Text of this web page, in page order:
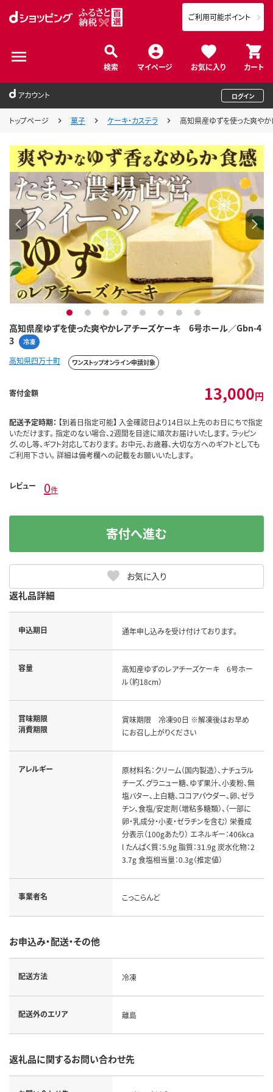
検索 マイページ お気に入り カート
ご利用可能ポイント
アカウント ログイン
トップページ 菓子 ケーキ・カステラ 高知県産ゆずを使った爽や
高知県産ゆずを使った爽やかレアチーズケーキ 6号ホール／Gbn-4
3
冷凍
1 2 3 4 5 6 7 8
高知県四万十町 ワンストップオンライン申請対象
寄付金額 13,000円
配送予定時期： 【到着日指定可能】 入金確認日より14日以上先のお日にちで指定
いただけます。 指定のない場合、2週間を目途に順次お届けいたします。 ラッピン
グ、のし等、ギフト対応しております。 お中元、お歳暮、大切な方へのギフトとしても
ご利用下さい。 詳細は備考欄への記載をお願いいたします。
レビュー 0件
お気に入り
寄付へ進む
返礼品詳細
申込期日 通年申し込みを受け付けております。
容量
高知産ゆずのレアチーズケーキ 6号ホー
ル（約18cm）
賞味期限
消費期限
賞味期限 冷凍90日 ※解凍後はお早め
にお召し上がりください
アレルギー
原材料名：クリーム（国内製造）、ナチュラル
チーズ、グラニュー糖、ゆず果汁、小麦粉、無
塩バター、上白糖、ココアパウダー、卵、ゼラ
チン、食塩/安定剤（増粘多糖類）、（一部に
卵・乳成分・小麦・ゼラチンを含む） 栄養成
分表示（100gあたり） エネルギー：406kca
l たんぱく質：5.9g 脂質：31.9g 炭水化物：2
3.7g 食塩相当量：0.3g（推定値）
事業者名 こっこらんど
お申込み・配送・その他
配送方法 冷凍
配送外のエリア 離島
返礼品に関するお問い合わせ先